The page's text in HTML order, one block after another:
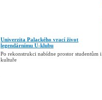
Univerzita Palackého vrací život
legendárnímu U-klubu
Po rekonstrukci nabídne prostor studentům i
kultuře